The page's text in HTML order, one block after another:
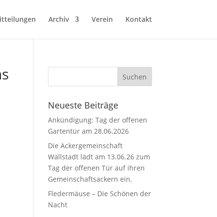
Archiv Verein Kontakt
Neueste Beiträge
Ankündigung: Tag der offenen
Gartentür am 28.06.2026
Die Ackergemeinschaft
Wallstadt lädt am 13.06.26 zum
Tag der offenen Tür auf ihren
Gemeinschaftsackern ein.
Fledermäuse – Die Schönen der
Nacht